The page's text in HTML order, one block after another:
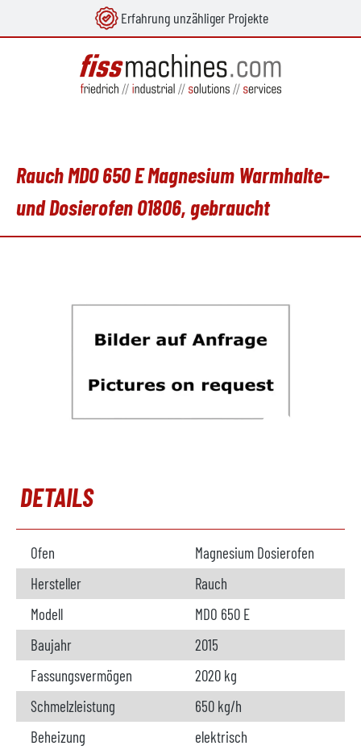
Erfahrung unzähliger Projekte
Rauch MDO 650 E Magnesium Warmhalte-
und Dosierofen O1806, gebraucht
DETAILS
Ofen
Magnesium Dosierofen
Hersteller
Rauch
Modell
MDO 650 E
Baujahr
2015
Fassungsvermögen
2020 kg
Schmelzleistung
650 kg/h
Beheizung
elektrisch